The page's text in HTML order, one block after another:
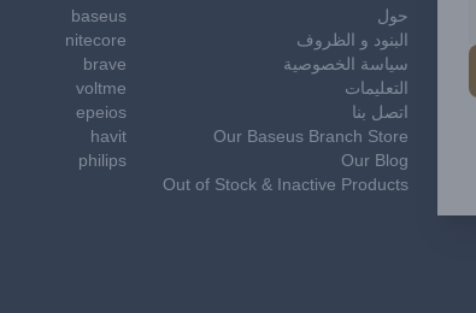
حول
البنود و الظروف
سياسة الخصوصية
التعليمات
اتصل بنا
Our Baseus Branch Store
Our Blog
Out of Stock & Inactive Products
baseus
nitecore
brave
voltme
epeios
havit
philips